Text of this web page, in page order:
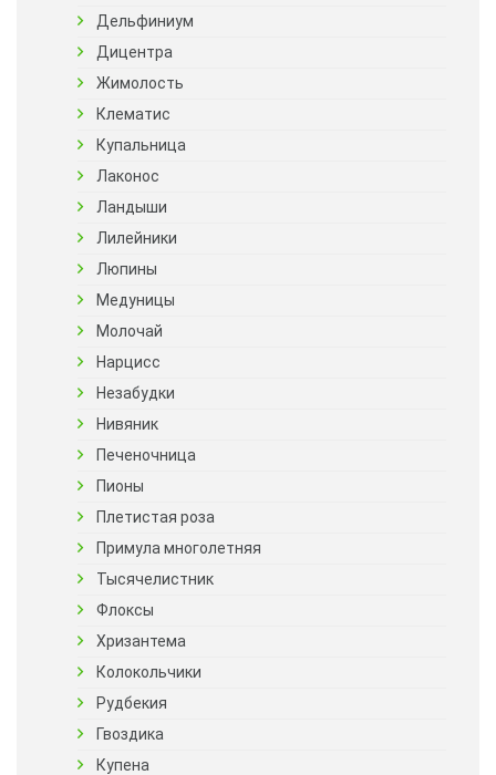
Дельфиниум
Дицентра
Жимолость
Клематис
Купальница
Лаконос
Ландыши
Лилейники
Люпины
Медуницы
Молочай
Нарцисс
Незабудки
Нивяник
Печеночница
Пионы
Плетистая роза
Примула многолетняя
Тысячелистник
Флоксы
Хризантема
Колокольчики
Рудбекия
Гвоздика
Купена